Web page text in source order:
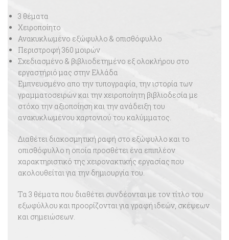
3 θέματα
Χειροποίητο
Ανακυκλωμένο εξώφυλλο & οπισθόφυλλο
Περιστροφή 360 μοιρών
Σχεδιασμένο & βιβλιοδετημένο εξ ολοκλήρου στο
εργαστήριό μας στην Ελλάδα
Εμπνευσμένο απο την τυπογραφία, την ιστορία των
γραμματοσειρών και την χειροποίητη βιβλιοδεσία με
στόχο την αξιοποίηση και την ανάδειξη του
ανακυκλωμένου χαρτονιού του καλύμματος.
Διαθέτει διακοσμητική ραφή στο εξώφυλλο και το
οπισθόφυλλο η οποία προσθέτει ένα επιπλέον
χαρακτηριστικό της χειρονακτικής εργασίας που
ακολουθείται για την δημιουργία του.
Τα 3 θέματα που διαθέτει συνδέονται με τον τίτλο του
εξωφύλλου και προορίζονται για γραφή ιδεών, σκέψεων
και σημειώσεων.